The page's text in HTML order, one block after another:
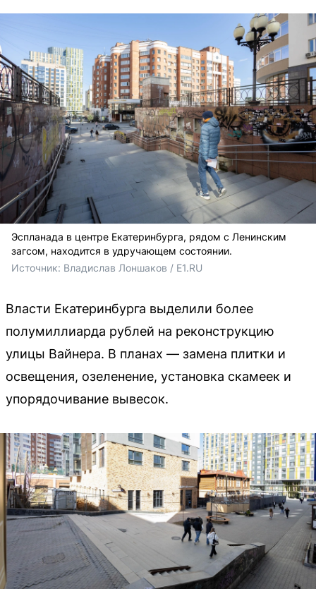
Эспланада в центре Екатеринбурга, рядом с Ленинским
загсом, находится в удручающем состоянии.
Источник: Владислав Лоншаков / E1.RU
Власти Екатеринбурга выделили более
полумиллиарда рублей на реконструкцию
улицы Вайнера. В планах — замена плитки и
освещения, озеленение, установка скамеек и
упорядочивание вывесок.